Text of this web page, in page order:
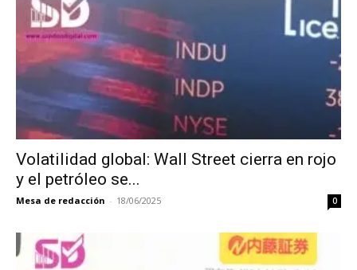
Volatilidad global: Wall Street cierra en rojo
y el petróleo se...
Mesa de redacción - 18/06/2025 0